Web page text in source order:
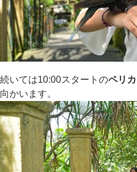
続いては10:00スタートのペリ
向かいます。